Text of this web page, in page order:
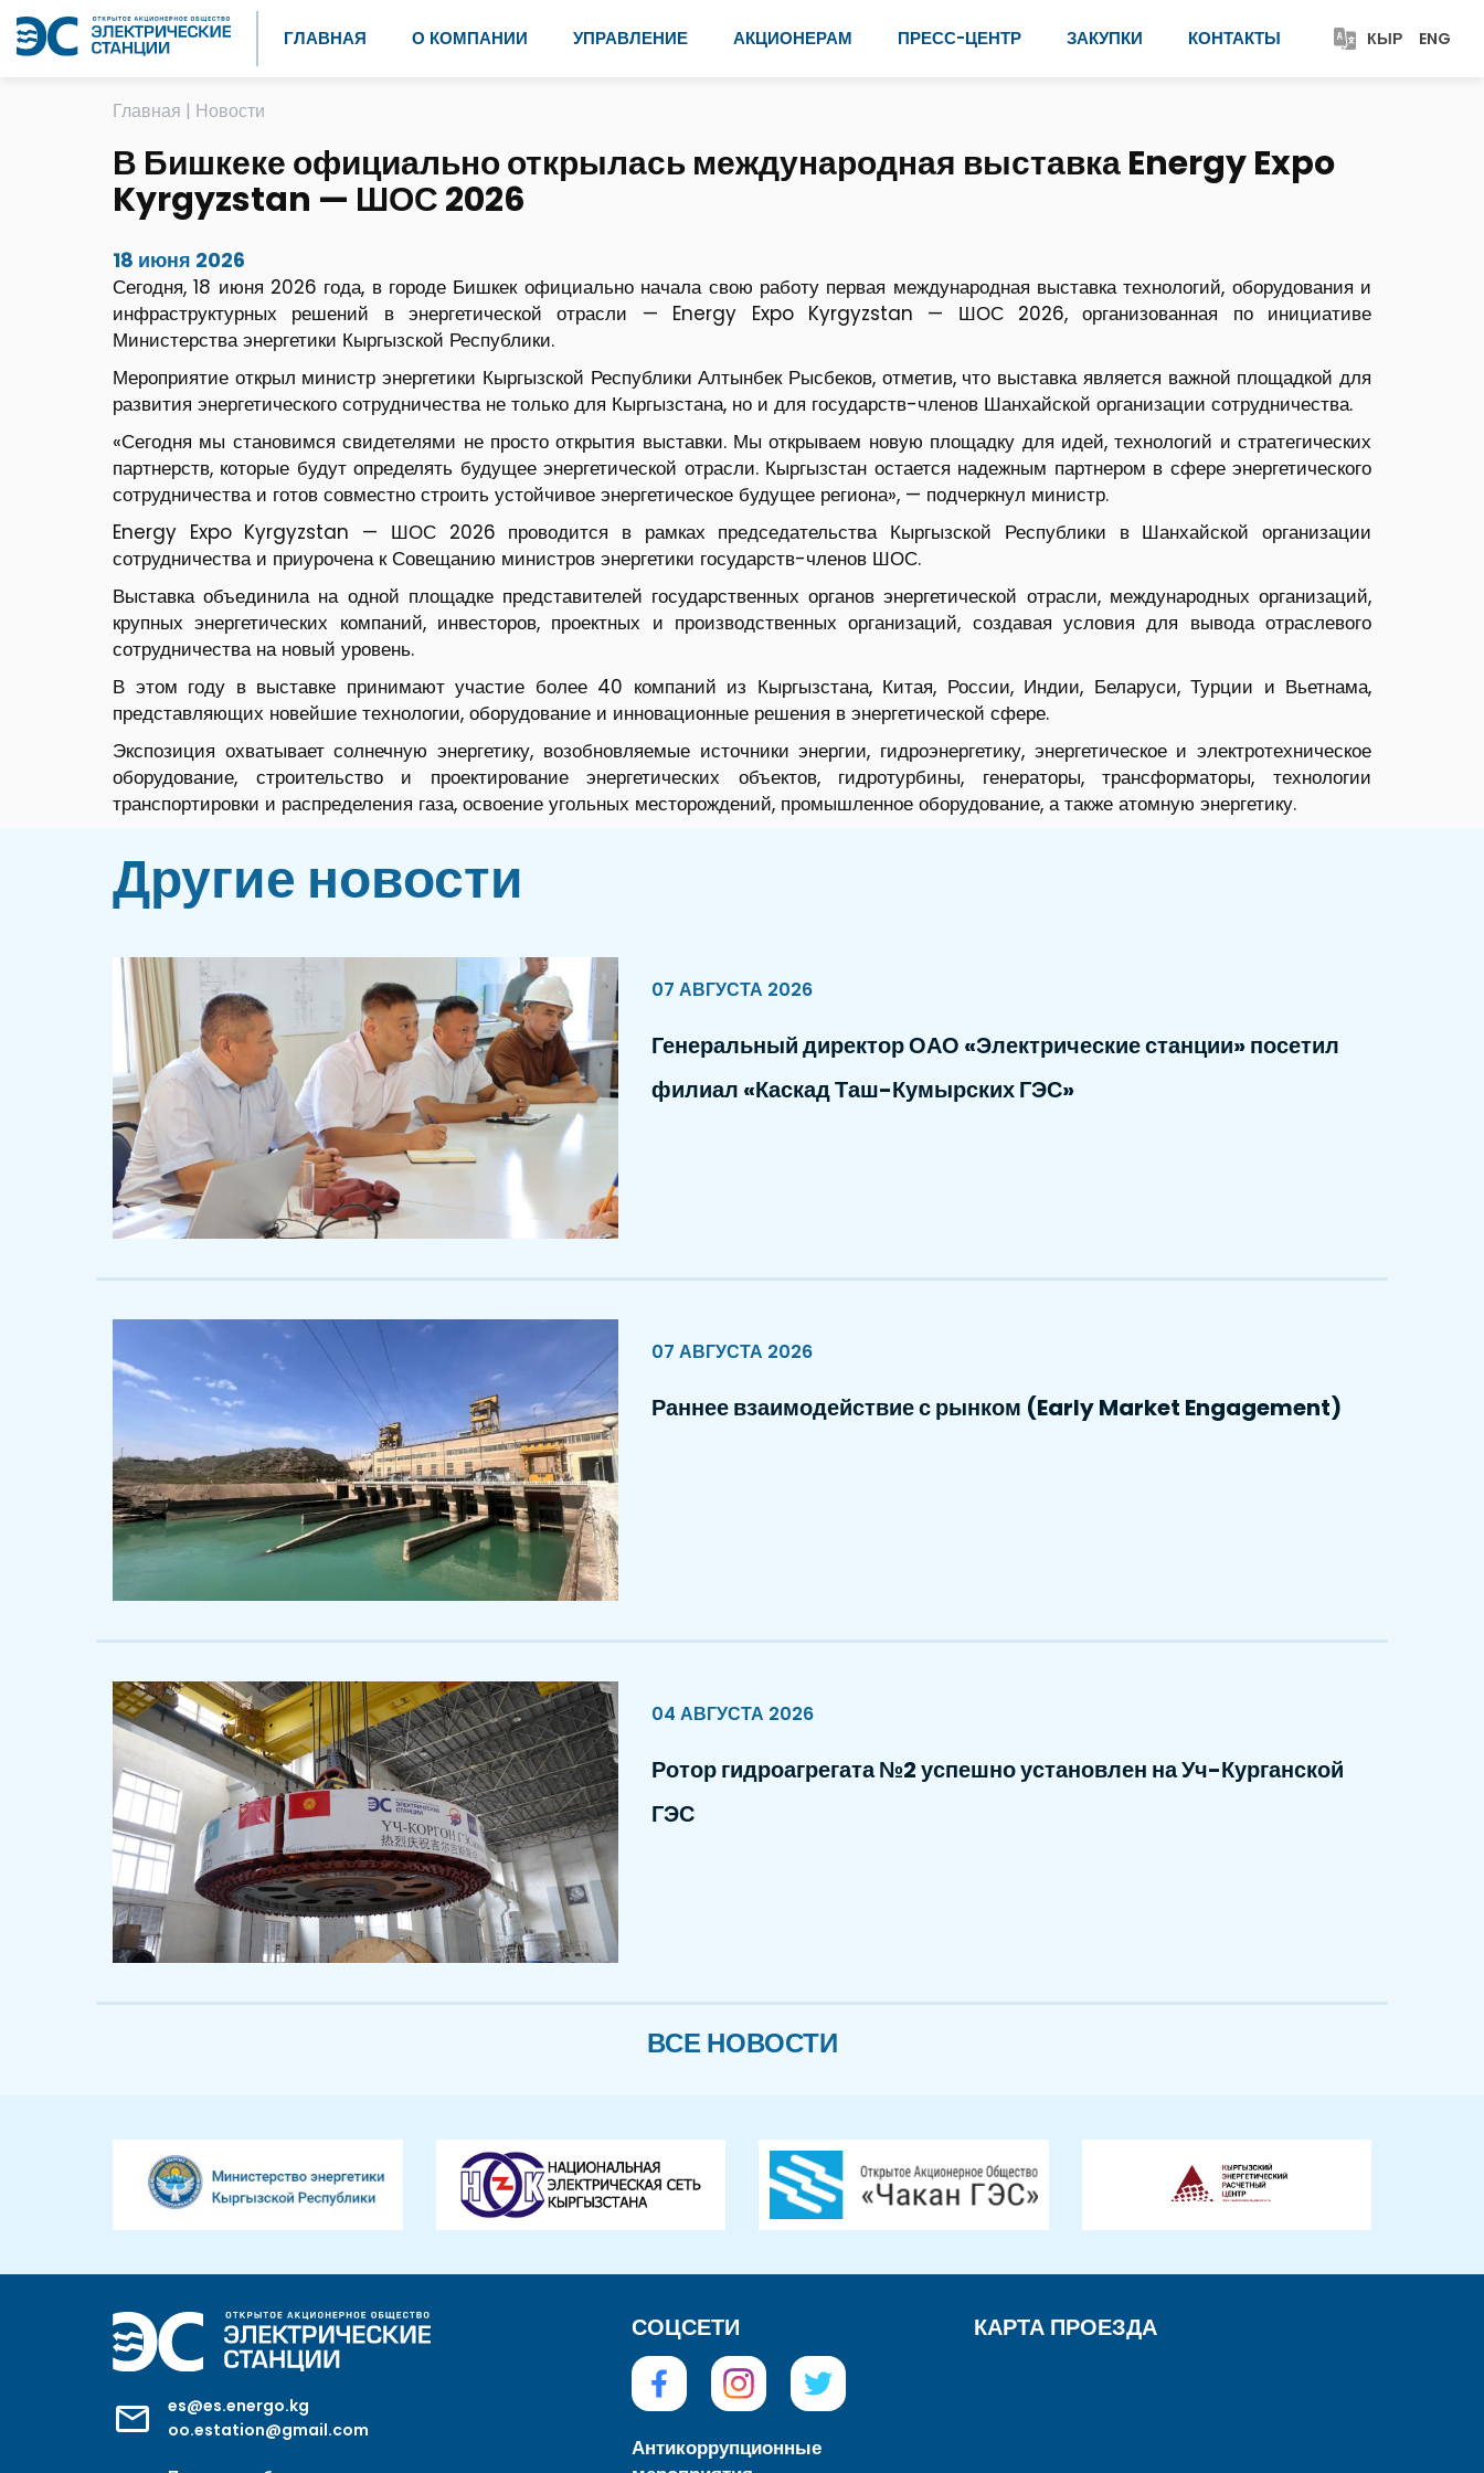
ГЛАВНАЯ О КОМПАНИИ УПРАВЛЕНИЕ АКЦИОНЕРАМ ПРЕСС-ЦЕНТР ЗАКУПКИ КОНТАКТЫ КЫР ENG
Главная | Новости
В Бишкеке официально открылась международная выставка Energy Expo
Kyrgyzstan — ШОС 2026
18 июня 2026
Сегодня, 18 июня 2026 года, в городе Бишкек официально начала свою работу первая международная выставка технологий, оборудования и
инфраструктурных решений в энергетической отрасли — Energy Expo Kyrgyzstan — ШОС 2026, организованная по инициативе
Министерства энергетики Кыргызской Республики.
Мероприятие открыл министр энергетики Кыргызской Республики Алтынбек Рысбеков, отметив, что выставка является важной площадкой для
развития энергетического сотрудничества не только для Кыргызстана, но и для государств-членов Шанхайской организации сотрудничества.
«Сегодня мы становимся свидетелями не просто открытия выставки. Мы открываем новую площадку для идей, технологий и стратегических
партнерств, которые будут определять будущее энергетической отрасли. Кыргызстан остается надежным партнером в сфере энергетического
сотрудничества и готов совместно строить устойчивое энергетическое будущее региона», — подчеркнул министр.
Energy Expo Kyrgyzstan — ШОС 2026 проводится в рамках председательства Кыргызской Республики в Шанхайской организации
сотрудничества и приурочена к Совещанию министров энергетики государств-членов ШОС.
Выставка объединила на одной площадке представителей государственных органов энергетической отрасли, международных организаций,
крупных энергетических компаний, инвесторов, проектных и производственных организаций, создавая условия для вывода отраслевого
сотрудничества на новый уровень.
В этом году в выставке принимают участие более 40 компаний из Кыргызстана, Китая, России, Индии, Беларуси, Турции и Вьетнама,
представляющих новейшие технологии, оборудование и инновационные решения в энергетической сфере.
Экспозиция охватывает солнечную энергетику, возобновляемые источники энергии, гидроэнергетику, энергетическое и электротехническое
оборудование, строительство и проектирование энергетических объектов, гидротурбины, генераторы, трансформаторы, технологии
транспортировки и распределения газа, освоение угольных месторождений, промышленное оборудование, а также атомную энергетику.
Другие новости
07 АВГУСТА 2026
Генеральный директор ОАО «Электрические станции» посетил
филиал «Каскад Таш-Кумырских ГЭС»
07 АВГУСТА 2026
Раннее взаимодействие с рынком (Early Market Engagement)
04 АВГУСТА 2026
Ротор гидроагрегата №2 успешно установлен на Уч-Курганской
ГЭС
ВСЕ НОВОСТИ
es@es.energo.kg
oo.estation@gmail.com
СОЦСЕТИ
Антикоррупционные
КАРТА ПРОЕЗДА